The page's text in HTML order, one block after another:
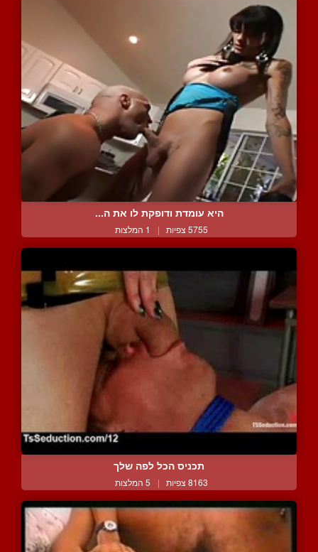
היא עומדת ודופקת לו את ה...
5755 צפיות | 1 המלצות
תכניס הכל לפה שלך
8163 צפיות | 5 המלצות